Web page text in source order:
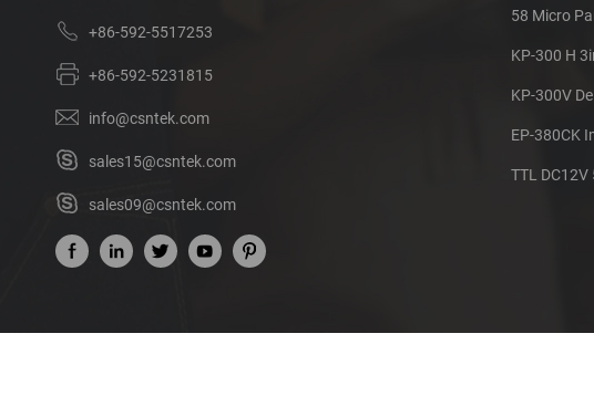
+86-592-5517253
+86-592-5231815
info@csntek.com
sales15@csntek.com
sales09@csntek.com